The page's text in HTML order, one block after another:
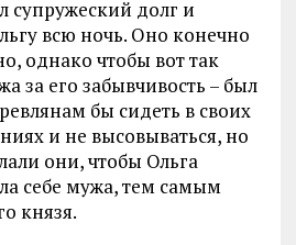
супружеский долг и
всю ночь. Оно конечно
однако чтобы вот так
за его забывчивость – был
бы сидеть в своих
и не высовываться, но
они, чтобы Ольга
себе мужа, тем самым
князя.